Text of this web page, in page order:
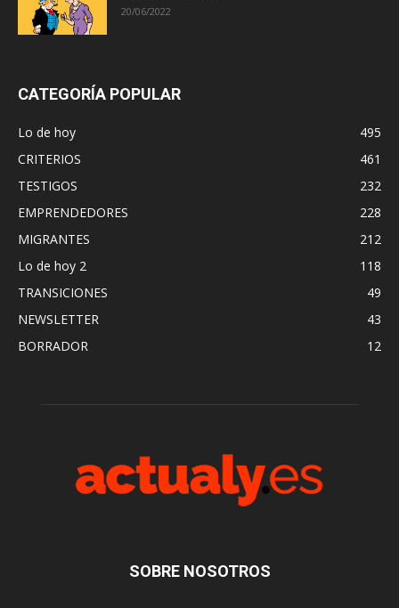
20/06/2022
CATEGORÍA POPULAR
Lo de hoy
495
CRITERIOS
461
TESTIGOS
232
EMPRENDEDORES
228
MIGRANTES
212
Lo de hoy 2
118
TRANSICIONES
49
NEWSLETTER
43
BORRADOR
12
SOBRE NOSOTROS